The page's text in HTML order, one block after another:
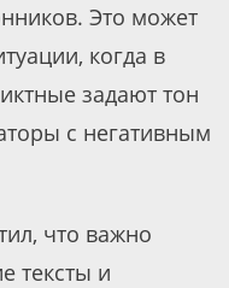
Это может
когда в
задают тон
с негативным
что важно
тексты и